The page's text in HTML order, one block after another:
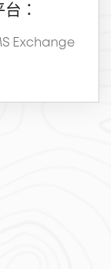
：
Exchange